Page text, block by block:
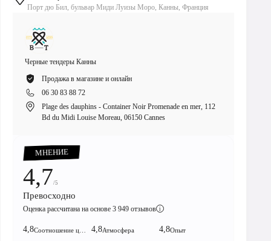
Порт дю Бил, бульвар Миди Луизы Моро, Канны, Франция
Черные тендеры Канны
Продажа в магазине и онлайн
06 30 83 88 72
Plage des dauphins - Container Noir Promenade en mer, 112
Bd du Midi Louise Moreau, 06150 Cannes
00:15
МНЕНИЕ
4,7/5
Превосходно
Оценка рассчитана на основе 3 949 отзывов i
4,8 4,8Атмосфера 4,8Опыт